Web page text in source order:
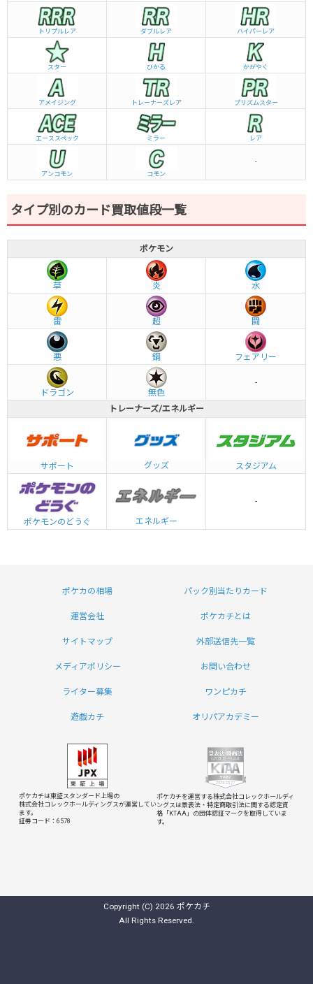
トリプルレア ダブルレア ハイパーレア
スター ひかる かがやく
アメイジング トレーナーズレア プリズムスター
エーススペック ミラー レア
アンコモン コモン
-
タイプ別のカード買取値段一覧
ポケモン
草 炎 水
雷 超 闘
悪 鋼 フェアリー
ドラゴン 無色
-
トレーナーズ/エネルギー
サポート グッズ スタジアム
ポケモンのどうぐ エネルギー
-
ポケカの相場 パック別当たりカード
運営会社 ポケカチとは
サイトマップ 外部送信先一覧
メディアポリシー お問い合わせ
ライター募集 ワンピカチ
遊戯カチ オリパアカデミー
ポケカチは東証スタンダード上場の
株式会社コレックホールディングスが運営してい
ます。
証券コード：6578
ポケカチを運営する株式会社コレックホールディ
ングスは景表法・特定商取引法に関する認定資
格「KTAA」の団体認証マークを取得していま
す。
Copyright (C) 2026 ポケカチ
All Rights Reserved.